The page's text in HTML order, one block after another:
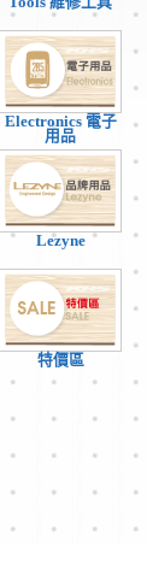
Electronics 電子
用品
Lezyne
特價區